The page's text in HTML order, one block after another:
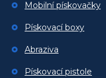
Mobilní pískovačky
Pískovací boxy
Abraziva
Pískovací pistole